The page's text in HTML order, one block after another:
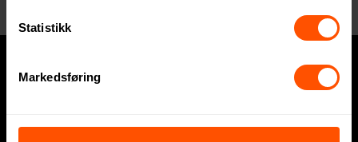
Statistikk
Markedsføring
Express